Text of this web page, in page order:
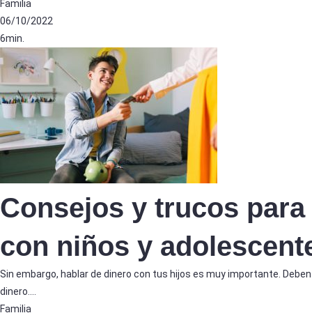
Familia
06/10/2022
6min.
Consejos y trucos
con niños y
Sin embargo, hablar de dinero con tus hijos es muy importante.
dinero.…
Familia